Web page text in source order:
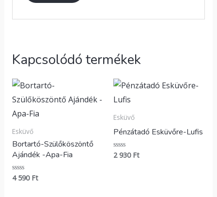
Kapcsolódó termékek
Esküvő
Bortartó-Szülőköszöntő
Ajándék -Apa-Fia
Értékelés:
4 590 Ft
Esküvő
Pénzátadó Esküvőre-Lufis
Értékelés:
2 930 Ft